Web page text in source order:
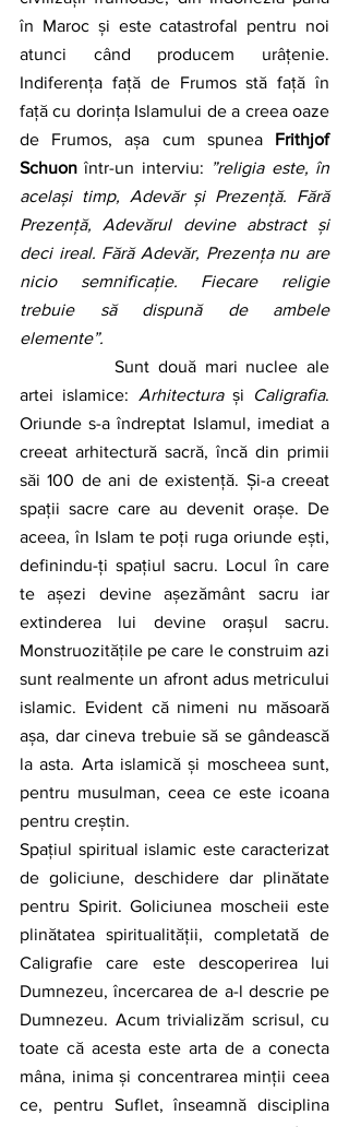
în Maroc și este catastrofal pentru noi
atunci când producem urâțenie.
Indiferența față de Frumos stă față în
față cu dorința Islamului de a creea oaze
de Frumos, așa cum spunea Frithjof
Schuon într-un interviu: ”religia este, în
același timp, Adevăr și Prezență. Fără
Prezență, Adevărul devine abstract și
deci ireal. Fără Adevăr, Prezența nu are
nicio semnificație. Fiecare religie
trebuie să dispună de ambele
elemente”.
		Sunt două mari nuclee ale
artei islamice: Arhitectura și Caligrafia.
Oriunde s-a îndreptat Islamul, imediat a
creeat arhitectură sacră, încă din primii
săi 100 de ani de existență. Și-a creeat
spații sacre care au devenit orașe. De
aceea, în Islam te poți ruga oriunde ești,
definindu-ți spațiul sacru. Locul în care
te așezi devine așezământ sacru iar
extinderea lui devine orașul sacru.
Monstruozitățile pe care le construim azi
sunt realmente un afront adus metricului
islamic. Evident că nimeni nu măsoară
așa, dar cineva trebuie să se gândească
la asta. Arta islamică și moscheea sunt,
pentru musulman, ceea ce este icoana
pentru creștin.
Spațiul spiritual islamic este caracterizat
de goliciune, deschidere dar plinătate
pentru Spirit. Goliciunea moscheii este
plinătatea spiritualității, completată de
Caligrafie care este descoperirea lui
Dumnezeu, încercarea de a-l descrie pe
Dumnezeu. Acum trivializăm scrisul, cu
toate că acesta este arta de a conecta
mâna, inima și concentrarea minții ceea
ce, pentru Suflet, înseamnă disciplina